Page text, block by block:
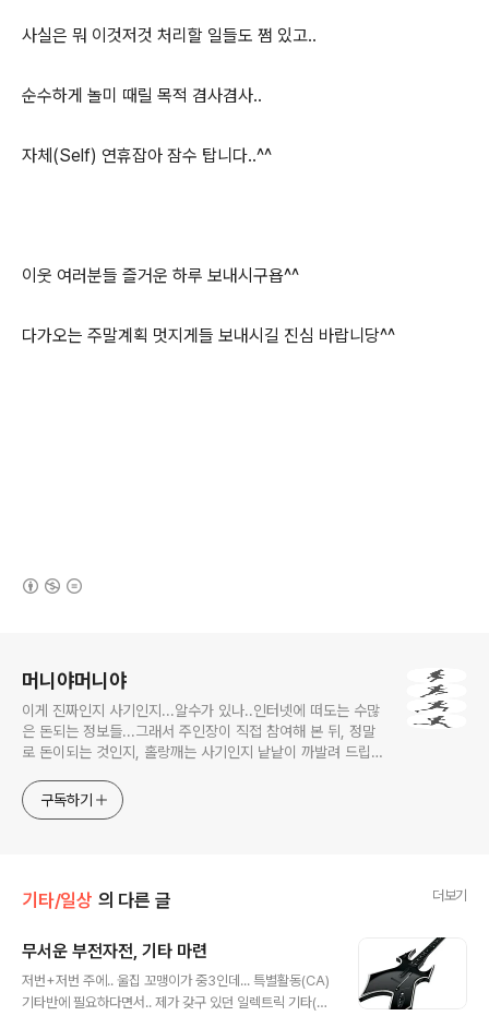
사실은 뭐 이것저것 처리할 일들도 쩜 있고..
순수하게 놀미 때릴 목적 겸사겸사..
자체(Self) 연휴잡아 잠수 탑니다..^^
이웃 여러분들 즐거운 하루 보내시구욥^^
다가오는 주말계획 멋지게들 보내시길 진심 바랍니당^^
머니야머니야
이게 진짜인지 사기인지...알수가 있나..인터넷에 떠도는 수많
은 돈되는 정보들...그래서 주인장이 직접 참여해 본 뒤, 정말
로 돈이되는 것인지, 홀랑깨는 사기인지 낱낱이 까발려 드립니
야~구독하기
기타/일상 의 다른 글 더보기
무서운 부전자전, 기타 마련
저번+저번 주에.. 울집 꼬맹이가 중3인데... 특별활동(CA)
기타반에 필요하다면서.. 제가 갖구 있던 일렉트릭 기타(잭